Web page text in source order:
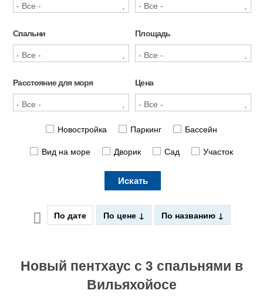
Спальни Площадь
Расстояние для моря Цена
Новостройка Паркинг
Бассейн
Вид на море
Дворик Сад Участок
Искать
По дате По цене По названию
Новый пентхаус с 3 спальнями в
Вильяхойосе